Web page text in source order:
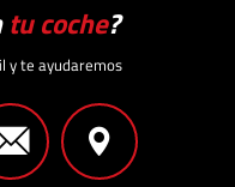
tu coche?
y te ayudaremos